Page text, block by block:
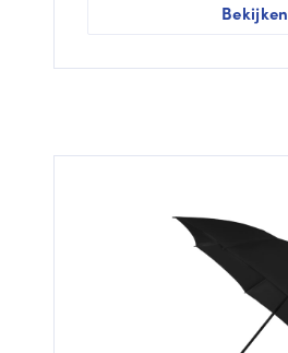
Bekijken